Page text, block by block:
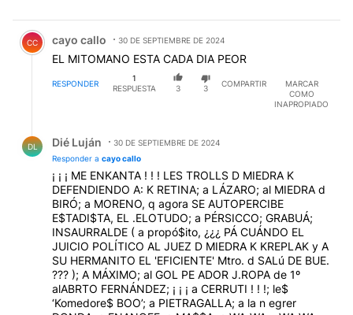
Comentario de cayo callo.
CC cayo callo 30 DE SEPTIEMBRE DE 2024
EL MITOMANO ESTA CADA DIA PEOR
RESPONDER
1
RESPUESTA
3 3
COMPARTIR
MARCAR
COMO
INAPROPIADO
DL Dié Luján
30 DE SEPTIEMBRE DE 2024
Responder a cayo callo
¡ ¡ ¡ ME ENKANTA ! ! ! LES TROLLS D MIEDRA K
DEFENDIENDO A: K RETINA; a LÁZARO; al MIEDRA d
BIRÓ; a MORENO, q agora SE AUTOPERCIBE
E$TADI$TA, EL .ELOTUDO; a PÉRSICCO; GRABUÁ;
INSAURRALDE ( a propó$ito, ¿¿¿ PÁ CUÁNDO EL
JUICIO POLÍTICO AL JUEZ D MIEDRA K KREPLAK y A
SU HERMANITO EL 'EFICIENTE' Mtro. d SALú DE BUE.
??? ); A MÁXIMO; al GOL PE ADOR J.ROPA de 1º
alABRTO FERNÁNDEZ; ¡ ¡ ¡ a CERRUTI ! ! !; le$
‘Komedore$ BOO’; a PIETRAGALLA; a la n egrer